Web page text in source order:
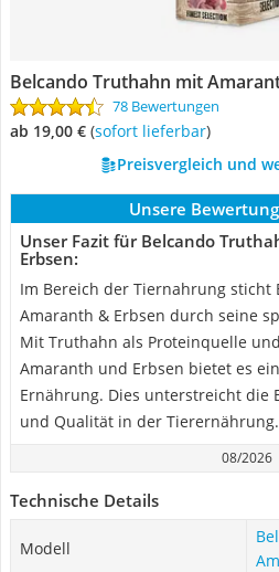
Belcando Truthahn mit
78 Bewertungen
ab 19,00 € ( Sofort lieferbar)
Preisvergleich und
Unsere
Unser Fazit für Belcando
Erbsen:
Im Bereich der Tiernahrung sticht
Amaranth & Erbsen durch seine
Mit Truthahn als Proteinquelle
Amaranth und Erbsen bietet es
Ernährung. Dies unterstreicht die
und Qualität in der Tierernährung.
08/2026
Technische Details
Modell